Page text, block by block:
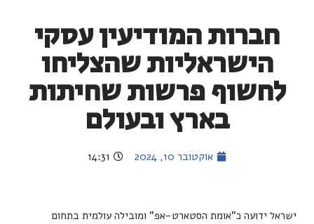
חברות המודיעין עסקי
הישראליות שהצליחו
לחשוף פרשות שחיתות
בארץ ובעולם
אוקטובר 10, 2024 14:31
ישראל ידועה כ"אומת הסטארט-אפ" ומובילה עולמית בתחום